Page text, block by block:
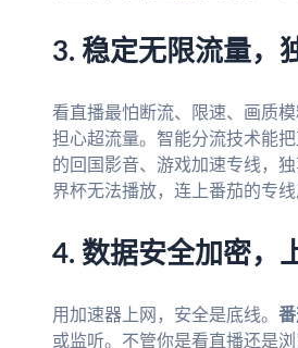
3. 稳定无限流量，
看直播最怕断流、限速、画质模
担心超流量。智能分流技术能
的回国影音、游戏加速专线，
界杯无法播放，连上番茄的专
4. 数据安全加密，
用加速器上网，安全是底线。
或监听。不管你是看直播还是